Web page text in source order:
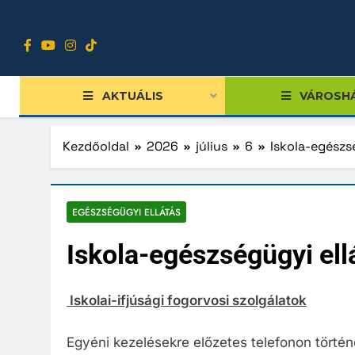
tartalomra
AKTUÁLIS
Kezdőoldal 2026 július 6 Iskola-
EGÉSZSÉGÜGYI ELLÁTÁS
Iskola-egészségügyi
Iskolai-ifjúsági fogorvosi szolgálatok
Egyéni kezelésekre előzetes telefonon